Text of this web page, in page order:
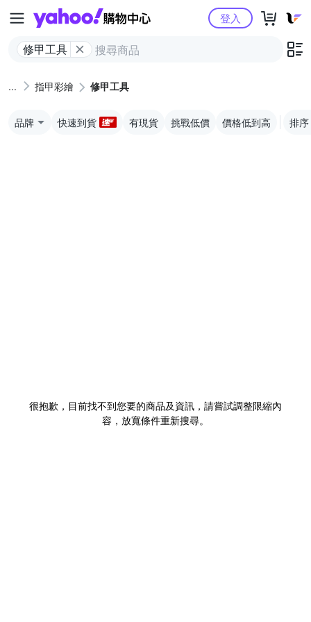
Yahoo購物中心
修甲工具
登入
指甲彩繪 修甲工具
品牌 快速到貨 有現貨 挑戰低價 價格低到高 排序
很抱歉，目前找不到您要的商品及資訊，請嘗試調整限縮內
容，放寬條件重新搜尋。